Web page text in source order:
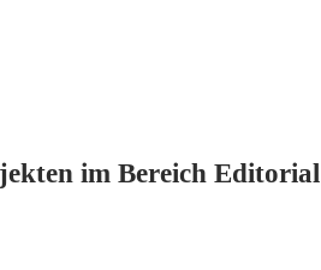
im Bereich Editorial